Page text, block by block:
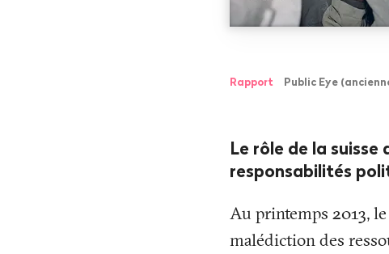
Rapport Public Eye
Le rôle de la
responsabilités
Au printemps 2013,
malédiction des